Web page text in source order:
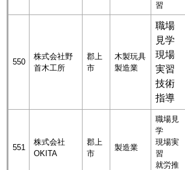
習
550
株式会社野
首木工所
郡上
市
木製玩具
製造業
職場
見学
現場
実習
技術
指導
551
株式会社
OKITA
郡上
市
製造業
職場見
学
現場実
習
就労推